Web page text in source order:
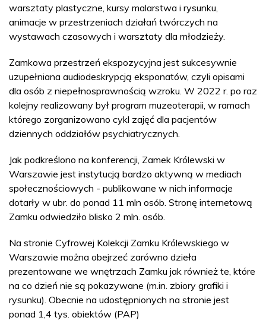
warsztaty plastyczne, kursy malarstwa i rysunku,
animacje w przestrzeniach działań twórczych na
wystawach czasowych i warsztaty dla młodzieży.
Zamkowa przestrzeń ekspozycyjna jest sukcesywnie
uzupełniana audiodeskrypcją eksponatów, czyli opisami
dla osób z niepełnosprawnością wzroku. W 2022 r. po raz
kolejny realizowany był program muzeoterapii, w ramach
którego zorganizowano cykl zajęć dla pacjentów
dziennych oddziałów psychiatrycznych.
Jak podkreślono na konferencji, Zamek Królewski w
Warszawie jest instytucją bardzo aktywną w mediach
społecznościowych - publikowane w nich informacje
dotarły w ubr. do ponad 11 mln osób. Stronę internetową
Zamku odwiedziło blisko 2 mln. osób.
Na stronie Cyfrowej Kolekcji Zamku Królewskiego w
Warszawie można obejrzeć zarówno dzieła
prezentowane we wnętrzach Zamku jak również te, które
na co dzień nie są pokazywane (m.in. zbiory grafiki i
rysunku). Obecnie na udostępnionych na stronie jest
ponad 1,4 tys. obiektów (PAP)